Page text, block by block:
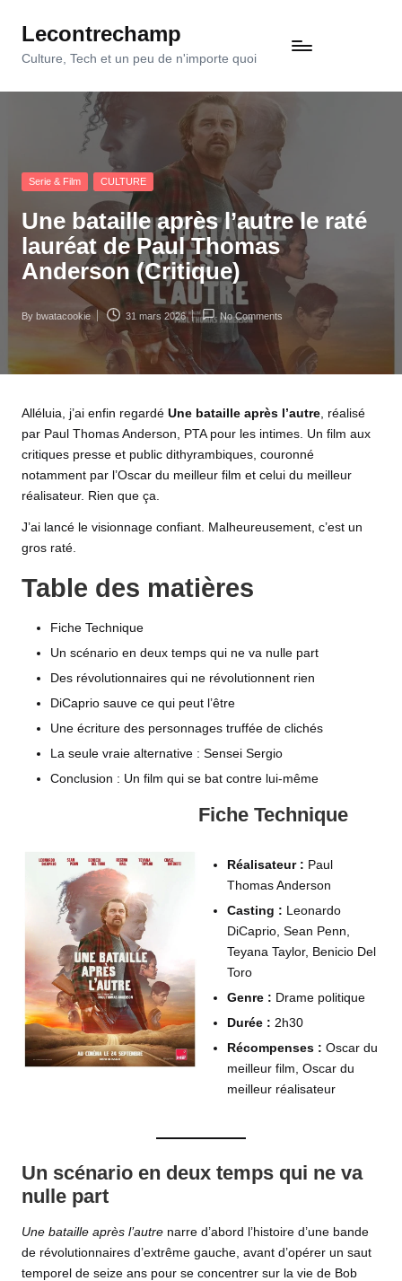
SkipLecontrechamp
Culture, Tech et un peu de n'importe quoi
Posted
Serie & Film CULTURE
Une bataille après l’autre le raté
lauréat de Paul Thomas
Anderson (Critique)
Posted
By bwatacookie 31 mars 2026 No Comments
Alléluia, j’ai enfin regardé Une bataille après l’autre , réalisé
par Paul Thomas Anderson, PTA pour les intimes. Un film aux
critiques presse et public dithyrambiques, couronné
notamment par l’Oscar du meilleur film et celui du meilleur
réalisateur. Rien que ça.
J’ai lancé le visionnage confiant. Malheureusement, c’est un
gros raté.
Table des matières
Fiche Technique
Un scénario en deux temps qui ne va nulle part
Des révolutionnaires qui ne révolutionnent rien
DiCaprio sauve ce qui peut l’être
Une écriture des personnages truffée de clichés
La seule vraie alternative : Sensei Sergio
Conclusion : Un film qui se bat contre lui-même
Fiche Technique
Réalisateur : Paul
Thomas Anderson
Casting : Leonardo
DiCaprio, Sean Penn,
Teyana Taylor, Benicio Del
Toro
Genre : Drame politique
Durée : 2h30
Récompenses : Oscar du
meilleur film, Oscar du
meilleur réalisateur
Un scénario en deux temps qui ne va
nulle part
Une bataille après l’autre narre d’abord l’histoire d’une bande
de révolutionnaires d’extrême gauche, avant d’opérer un saut
temporel de seize ans pour se concentrer sur la vie de Bob